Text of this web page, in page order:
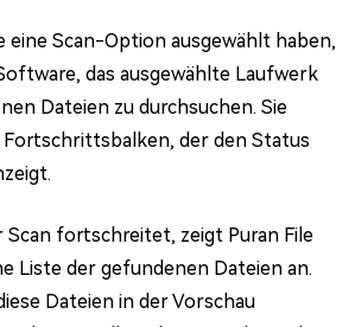
eine Scan-Option ausgewählt haben,
das ausgewählte Laufwerk
Dateien zu durchsuchen. Sie
Fortschrittsbalken, der den Status
Scan fortschreitet, zeigt Puran File
Liste der gefundenen Dateien an.
Dateien in der Vorschau